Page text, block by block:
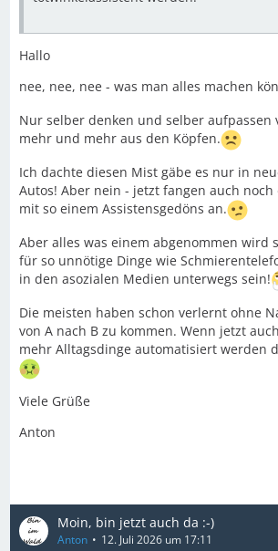
Hallo
nee, nee, nee - was man alles machen
Nur selber denken und selber aufpassen
mehr und mehr aus den Köpfen.
Ich dachte diesen Mist gäbe es nur in
Autos! Aber nein - jetzt fangen auch
mit so einem Assistensgedöns an.
Aber alles was einem abgenommen wird
für so unnötige Dinge wie
in den asozialen Medien unterwegs sein!
Die meisten haben schon verlernt ohne
von A nach B zu kommen. Wenn jetzt
mehr Alltagsdinge automatisiert werden
Viele Grüße
Anton
Moin, bin jetzt auch da :-)
Anton 12. Juli 2026 um 17:11